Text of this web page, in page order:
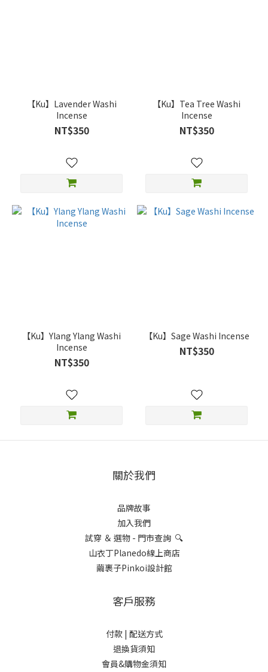
【Ku】Lavender Washi
Incense
NT$350
【Ku】Tea Tree Washi
Incense
NT$350
【Ku】Ylang Ylang Washi
Incense
NT$350
【Ku】Sage Washi Incense
NT$350
關於我們
品牌故事
加入我們
試穿 ＆ 選物 - 門市查詢 🔍
山衣丁Planedo線上商店
繭裹子Pinkoi設計館
客戶服務
付款 | 配送方式
退換貨須知
會員&購物金須知